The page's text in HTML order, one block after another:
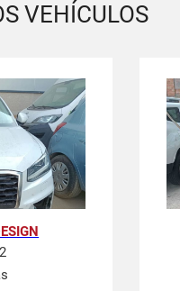
VEHÍCULOS